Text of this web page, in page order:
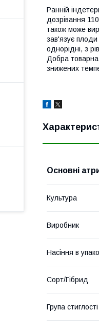
Ранній
дозрівання
також може
зав'язує плоди
однорідні, з
Добра товарна
знижених
Основні
Культура
Виробник
Насіння в
Сорт/Гібрид
Група стиглості